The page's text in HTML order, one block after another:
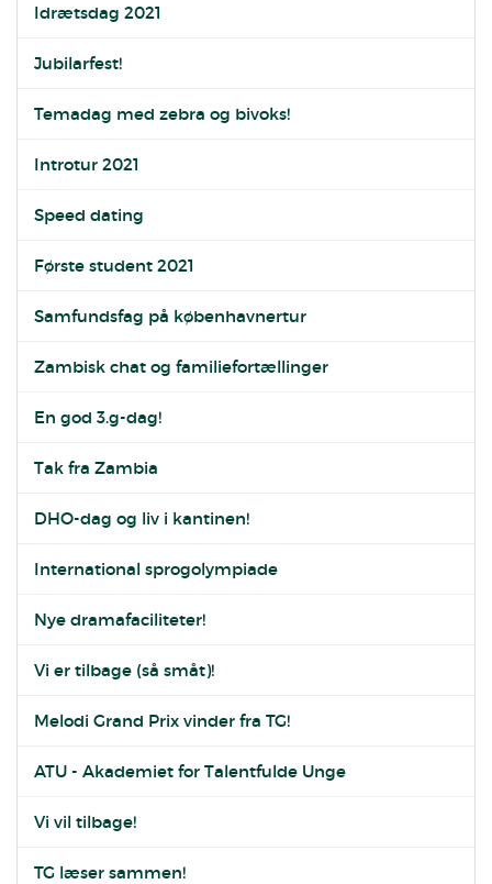
Idrætsdag 2021
Jubilarfest!
Temadag med zebra og bivoks!
Introtur 2021
Speed dating
Første student 2021
Samfundsfag på københavnertur
Zambisk chat og familiefortællinger
En god 3.g-dag!
Tak fra Zambia
DHO-dag og liv i kantinen!
International sprogolympiade
Nye dramafaciliteter!
Vi er tilbage (så småt)!
Melodi Grand Prix vinder fra TG!
ATU - Akademiet for Talentfulde Unge
Vi vil tilbage!
TG læser sammen!